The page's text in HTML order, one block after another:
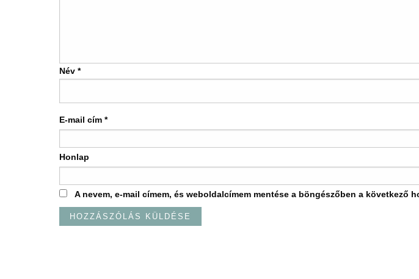
Név *
E-mail cím *
Honlap
A nevem, e-mail címem, és weboldalcímem mentése a böngészőben a következő